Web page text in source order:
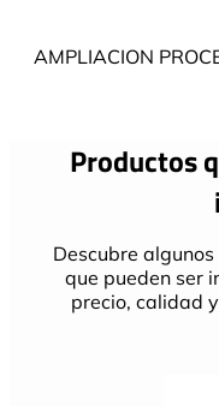
AMPLIACION
Productos
Descubre
que pueden ser
precio, calidad